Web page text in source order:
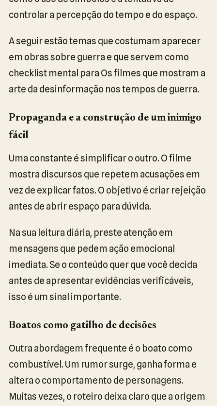
controlar a percepção do tempo e do espaço.
A seguir estão temas que costumam aparecer
em obras sobre guerra e que servem como
checklist mental para Os filmes que mostram a
arte da desinformação nos tempos de guerra.
Propaganda e a construção de um inimigo
fácil
Uma constante é simplificar o outro. O filme
mostra discursos que repetem acusações em
vez de explicar fatos. O objetivo é criar rejeição
antes de abrir espaço para dúvida.
Na sua leitura diária, preste atenção em
mensagens que pedem ação emocional
imediata. Se o conteúdo quer que você decida
antes de apresentar evidências verificáveis,
isso é um sinal importante.
Boatos como gatilho de decisões
Outra abordagem frequente é o boato como
combustível. Um rumor surge, ganha forma e
altera o comportamento de personagens.
Muitas vezes, o roteiro deixa claro que a origem